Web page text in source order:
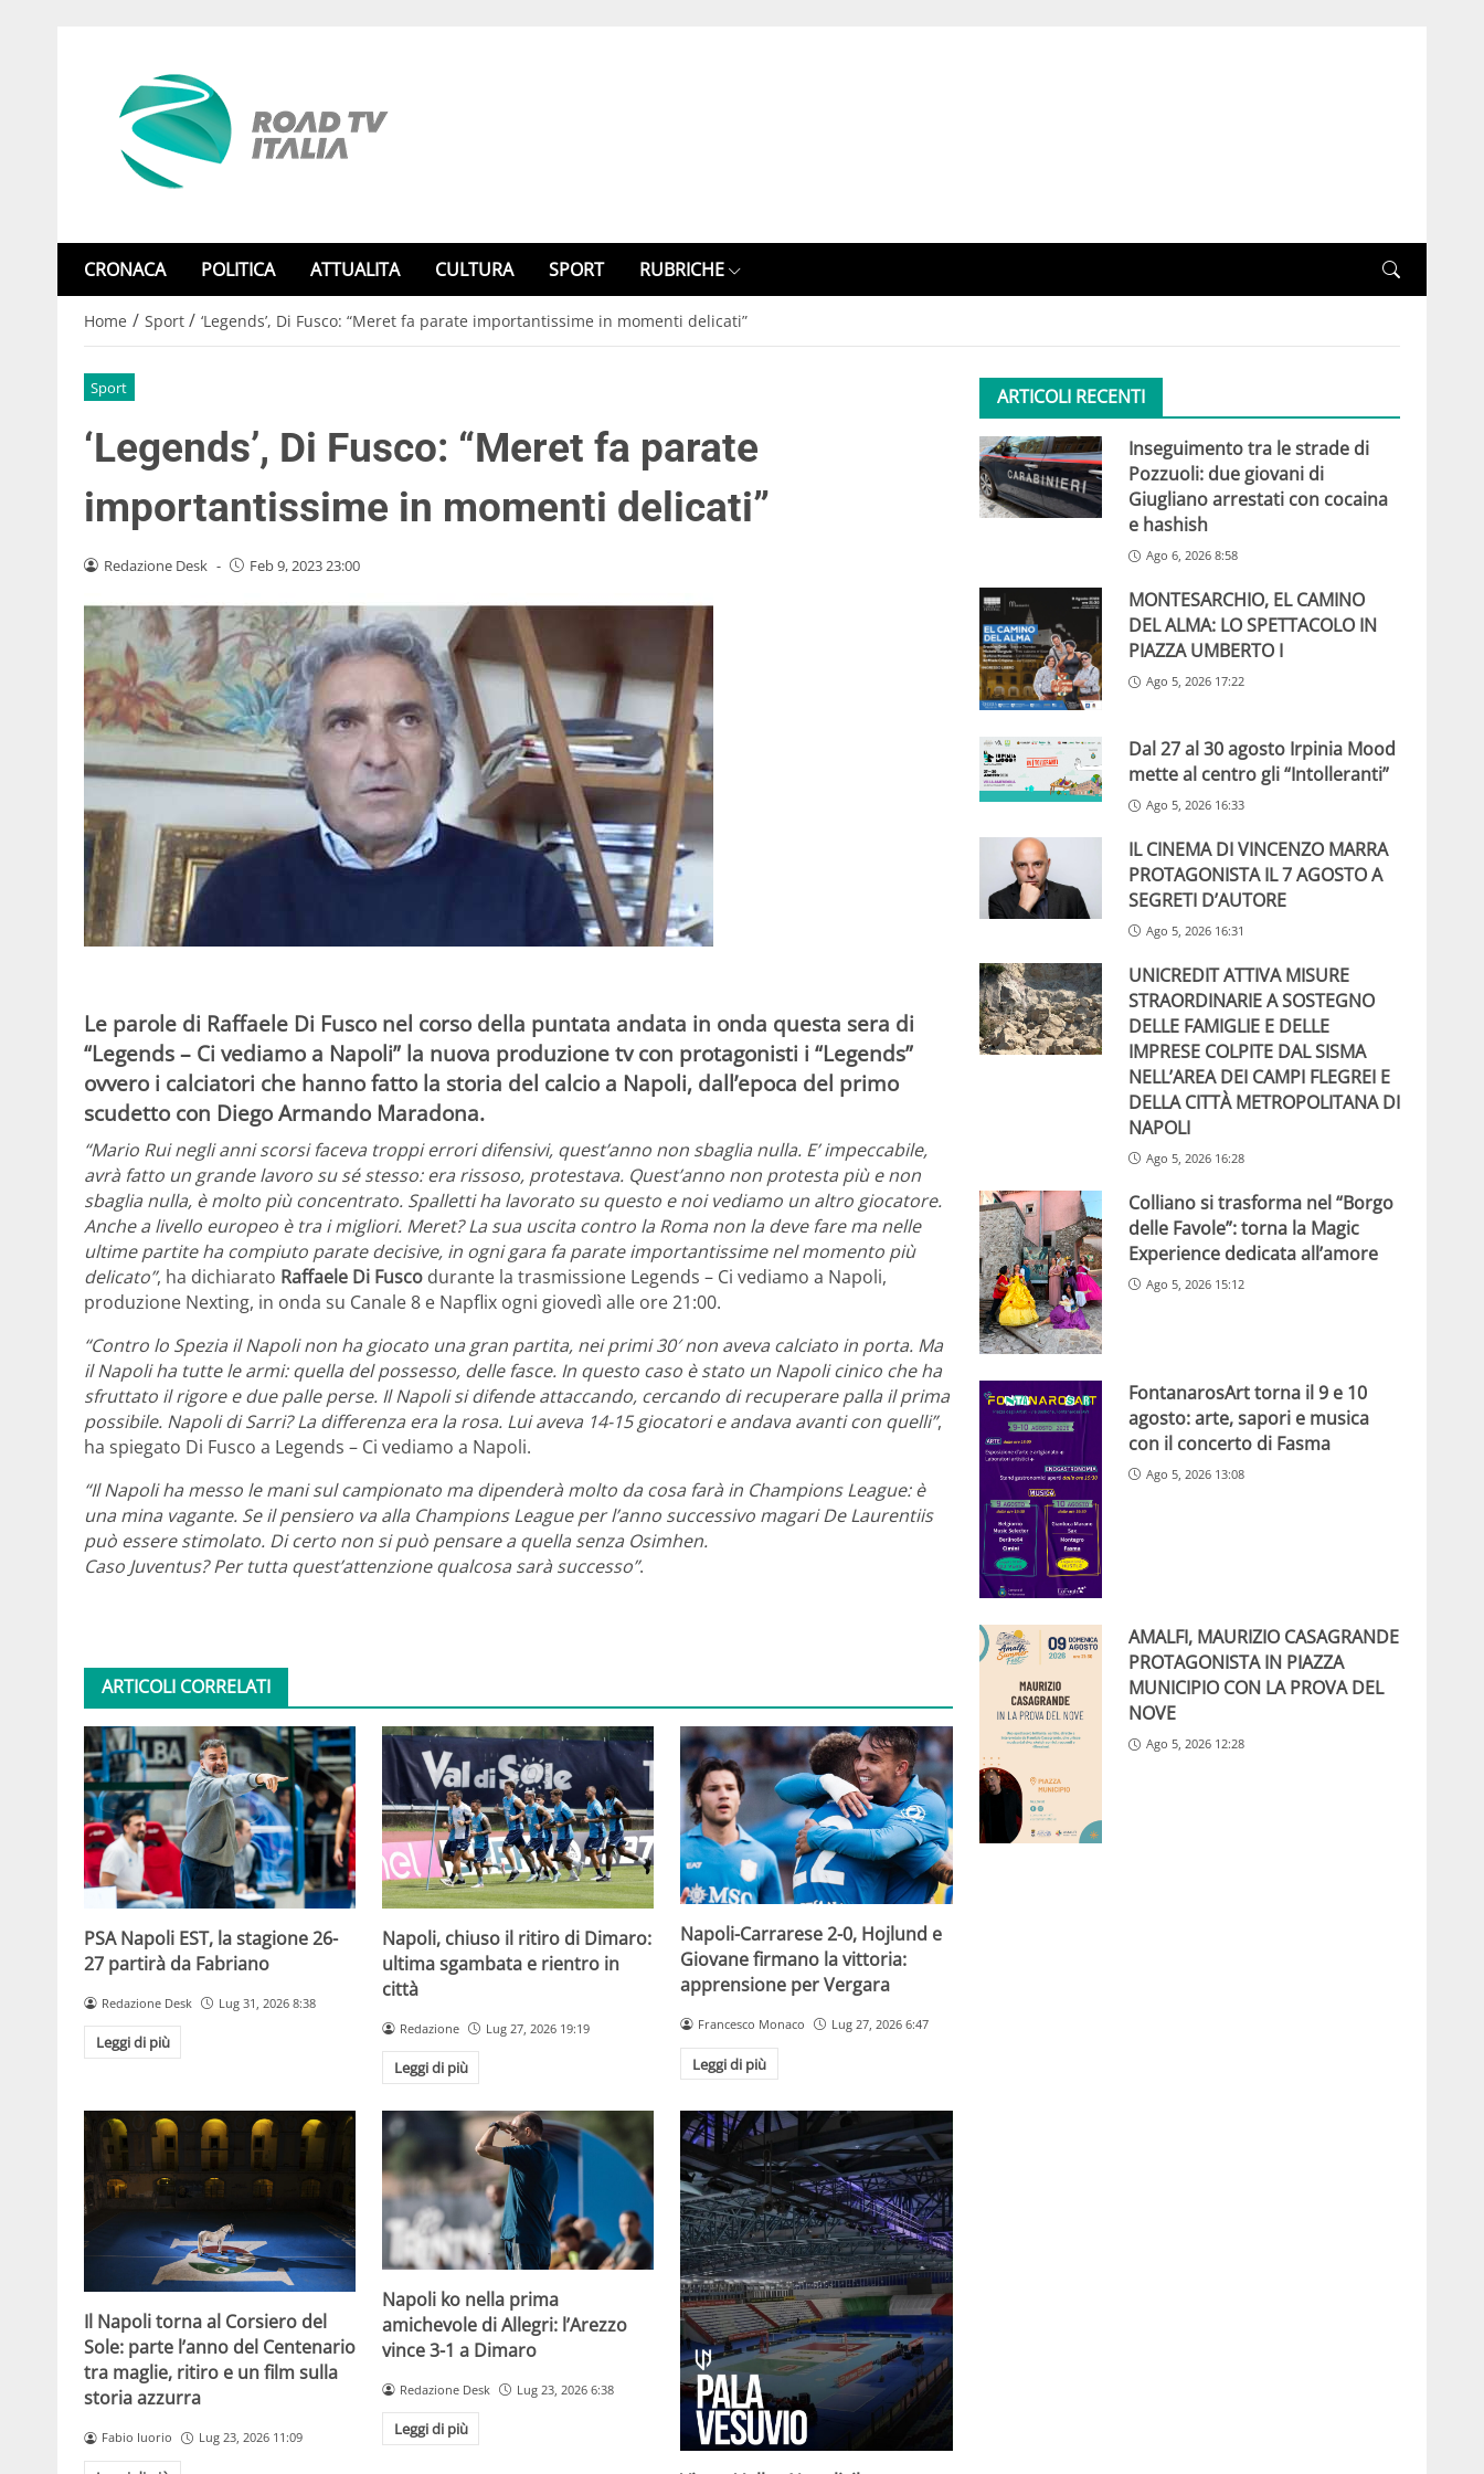
CRONACA POLITICA ATTUALITA CULTURA SPORT RUBRICHE
Home / Sport / ‘Legends’, Di Fusco: “Meret fa parate importantissime in momenti delicati”
Sport
‘Legends’, Di Fusco: “Meret fa parate
importantissime in momenti delicati”
Redazione Desk - Feb 9, 2023 23:00
Le parole di Raffaele Di Fusco nel corso della puntata andata in onda questa sera di
“Legends – Ci vediamo a Napoli” la nuova produzione tv con protagonisti i “Legends”
ovvero i calciatori che hanno fatto la storia del calcio a Napoli, dall’epoca del primo
scudetto con Diego Armando Maradona.
“Mario Rui negli anni scorsi faceva troppi errori difensivi, quest’anno non sbaglia nulla. E’ impeccabile,
avrà fatto un grande lavoro su sé stesso: era rissoso, protestava. Quest’anno non protesta più e non
sbaglia nulla, è molto più concentrato. Spalletti ha lavorato su questo e noi vediamo un altro giocatore.
Anche a livello europeo è tra i migliori. Meret? La sua uscita contro la Roma non la deve fare ma nelle
ultime partite ha compiuto parate decisive, in ogni gara fa parate importantissime nel momento più
delicato”, ha dichiarato Raffaele Di Fusco durante la trasmissione Legends – Ci vediamo a Napoli,
produzione Nexting, in onda su Canale 8 e Napflix ogni giovedì alle ore 21:00.
“Contro lo Spezia il Napoli non ha giocato una gran partita, nei primi 30′ non aveva calciato in porta. Ma
il Napoli ha tutte le armi: quella del possesso, delle fasce. In questo caso è stato un Napoli cinico che ha
sfruttato il rigore e due palle perse. Il Napoli si difende attaccando, cercando di recuperare palla il prima
possibile. Napoli di Sarri? La differenza era la rosa. Lui aveva 14-15 giocatori e andava avanti con quelli”,
ha spiegato Di Fusco a Legends – Ci vediamo a Napoli.
“Il Napoli ha messo le mani sul campionato ma dipenderà molto da cosa farà in Champions League: è
una mina vagante. Se il pensiero va alla Champions League per l’anno successivo magari De Laurentiis
può essere stimolato. Di certo non si può pensare a quella senza Osimhen.
Caso Juventus? Per tutta quest’attenzione qualcosa sarà successo”.
ARTICOLI CORRELATI
PSA Napoli EST, la stagione 26-
27 partirà da Fabriano
Redazione Desk Lug 31, 2026 8:38
Leggi di più
Napoli, chiuso il ritiro di Dimaro:
ultima sgambata e rientro in
città
Redazione Lug 27, 2026 19:19
Leggi di più
Napoli-Carrarese 2-0, Hojlund e
Giovane firmano la vittoria:
apprensione per Vergara
Francesco Monaco Lug 27, 2026 6:47
Leggi di più
Il Napoli torna al Corsiero del
Sole: parte l’anno del Centenario
tra maglie, ritiro e un film sulla
storia azzurra
Fabio Iuorio Lug 23, 2026 11:09
Napoli ko nella prima
amichevole di Allegri: l’Arezzo
vince 3-1 a Dimaro
Redazione Desk Lug 23, 2026 6:38
Leggi di più
ARTICOLI RECENTI
Inseguimento tra le strade di
Pozzuoli: due giovani di
Giugliano arrestati con cocaina
e hashish
Ago 6, 2026 8:58
MONTESARCHIO, EL CAMINO
DEL ALMA: LO SPETTACOLO IN
PIAZZA UMBERTO I
Ago 5, 2026 17:22
Dal 27 al 30 agosto Irpinia Mood
mette al centro gli “Intolleranti”
Ago 5, 2026 16:33
IL CINEMA DI VINCENZO MARRA
PROTAGONISTA IL 7 AGOSTO A
SEGRETI D’AUTORE
Ago 5, 2026 16:31
UNICREDIT ATTIVA MISURE
STRAORDINARIE A SOSTEGNO
DELLE FAMIGLIE E DELLE
IMPRESE COLPITE DAL SISMA
NELL’AREA DEI CAMPI FLEGREI E
DELLA CITTÀ METROPOLITANA DI
NAPOLI
Ago 5, 2026 16:28
Colliano si trasforma nel “Borgo
delle Favole”: torna la Magic
Experience dedicata all’amore
Ago 5, 2026 15:12
FontanarosArt torna il 9 e 10
agosto: arte, sapori e musica
con il concerto di Fasma
Ago 5, 2026 13:08
AMALFI, MAURIZIO CASAGRANDE
PROTAGONISTA IN PIAZZA
MUNICIPIO CON LA PROVA DEL
NOVE
Ago 5, 2026 12:28